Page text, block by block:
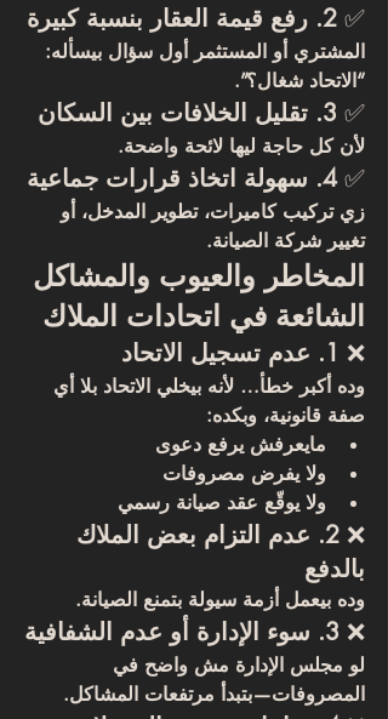
✅ 2. رفع قيمة العقار بنسبة كبيرة
المشتري أو المستثمر أول سؤال بيسأله:
“الاتحاد شغال؟”.
✅ 3. تقليل الخلافات بين السكان
لأن كل حاجة ليها لائحة واضحة.
✅ 4. سهولة اتخاذ قرارات جماعية
زي تركيب كاميرات، تطوير المدخل، أو
تغيير شركة الصيانة.
المخاطر والعيوب والمشاكل
الشائعة في اتحادات الملاك
❌ 1. عدم تسجيل الاتحاد
وده أكبر خطأ… لأنه بيخلي الاتحاد بلا أي
صفة قانونية، وبكده:
مايعرفش يرفع دعوى
ولا يفرض مصروفات
ولا يوقّع عقد صيانة رسمي
❌
2. عدم التزام بعض الملاك
بالدفع
وده بيعمل أزمة سيولة بتمنع الصيانة.
❌ 3. سوء الإدارة أو عدم الشفافية
لو مجلس الإدارة مش واضح في
المصروفات—بتبدأ مرتفعات المشاكل.